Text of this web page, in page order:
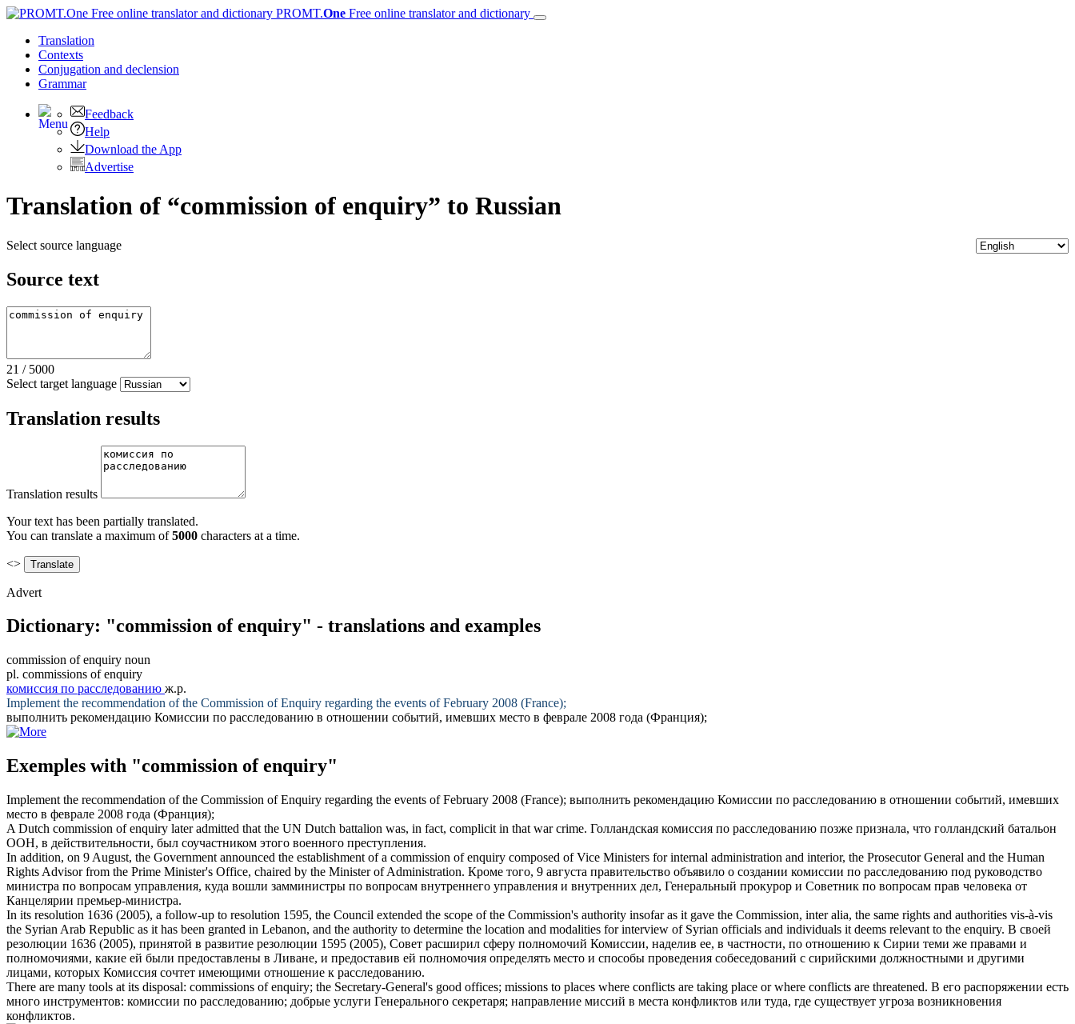
PROMT.One Free online translator and dictionary
Translation
Contexts
Conjugation and declension
Grammar
Feedback
Help
Download the App
Advertise
Translation of “commission of enquiry” to Russian
Select source language
Source text
21 / 5000
Select target language
Translation results
Translation results
Your text has been partially translated.
You can translate a maximum of5000 characters at a time.
<>
Advert
Dictionary: "commission of enquiry" - translations and examples
commission of enquiry noun
pl. commissions of enquiry
комиссия по расследованию ж.р.
Implement the recommendation of the Commission of Enquiry regarding the events of February 2008 (France);
выполнить рекомендацию Комиссии по расследованию в отношении событий, имевших место в феврале 2008 года (Франция);
Exemples with "commission of enquiry"
Implement the recommendation of the Commission of Enquiry regarding the events of February 2008 (France); выполнить рекомендацию Комиссии по расследованию в отношении событий, имевших
место в феврале 2008 года (Франция);
A Dutch commission of enquiry later admitted that the UN Dutch battalion was, in fact, complicit in that war crime. Голландская комиссия по расследованию позже признала, что голландский батальон
ООН, в действительности, был соучастником этого военного преступления.
In addition, on 9 August, the Government announced the establishment of a commission of enquiry composed of Vice Ministers for internal administration and interior, the Prosecutor General and the Human
Rights Advisor from the Prime Minister's Office, chaired by the Minister of Administration. Кроме того, 9 августа правительство объявило о создании комиссии по расследованию под руководство
министра по вопросам управления, куда вошли замминистры по вопросам внутреннего управления и внутренних дел, Генеральный прокурор и Советник по вопросам прав человека от
Канцелярии премьер-министра.
In its resolution 1636 (2005), a follow-up to resolution 1595, the Council extended the scope of the Commission's authority insofar as it gave the Commission, inter alia, the same rights and authorities vis-à-vis
the Syrian Arab Republic as it has been granted in Lebanon, and the authority to determine the location and modalities for interview ofSyrian officials and individuals it deems relevant to the enquiry. В своей
резолюции 1636 (2005), принятой в развитие резолюции 1595 (2005), Совет расширил сферу полномочий Комиссии, наделив ее, в частности, по отношению к Сирии теми же правами и
полномочиями, какие ей были предоставлены в Ливане, и предоставив ей полномочия определять место и способы проведения собеседований с сирийскими должностными и другими
лицами, которых Комиссия сочтет имеющими отношение к расследованию.
There are many tools at its disposal: commissions of enquiry; the Secretary-General's good offices; missions to places where conflicts are taking place or where conflicts are threatened. В его распоряжении есть
много инструментов: комиссии по расследованию; добрые услуги Генерального секретаря; направление миссий в места конфликтов или туда, где существует угроза возникновения
конфликтов.